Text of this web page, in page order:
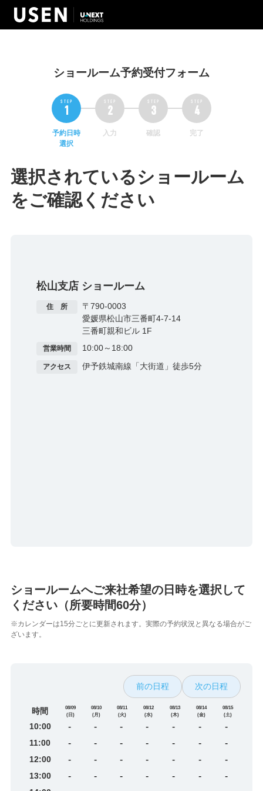
ショールーム予約受付フォーム
予約日時
選択
入力 確認 完了
選択されているショールーム
をご確認ください
松山支店​ ショールーム
住 所
〒790-0003
愛媛県松山市三番町4-7-14
三番町親和ビル 1F​
営業時間 10:00～18:00
アクセス 伊予鉄城南線「大街道」徒歩5分
ショールームへご来社希望の日時を選択して
ください（所要時間60分）
※カレンダーは15分ごとに更新されます。実際の予約状況と異なる場合がご
ざいます。
前の日程 次の日程
時間
08/09
(日)
08/10
(月)
08/11
(火)
08/12
(水)
08/13
(木)
08/14
(金)
08/15
(土)
10:00 - - - - - - -
11:00 - - - - - - -
12:00 - - - - - - -
13:00 - - - - - - -